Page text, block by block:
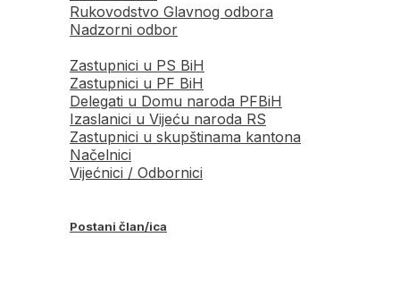
Rukovodstvo Glavnog odbora
Nadzorni odbor
Zastupnici u PS BiH
Zastupnici u PF BiH
Delegati u Domu naroda PFBiH
Izaslanici u Vijeću naroda RS
Zastupnici u skupštinama kantona
Načelnici
Vijećnici / Odbornici
Postani član/ica